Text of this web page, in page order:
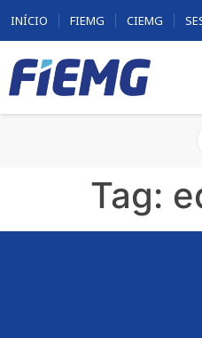
INÍCIO FIEMG CIEMG
Tag: